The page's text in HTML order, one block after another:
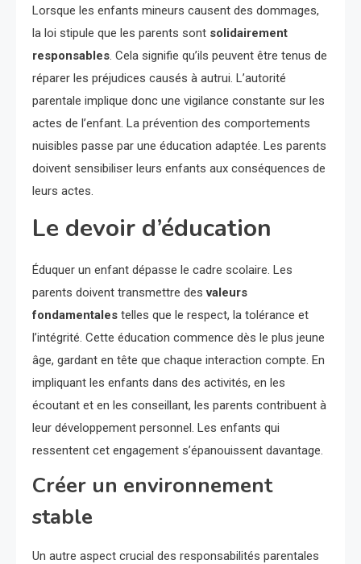
Lorsque les enfants mineurs causent des dommages,
la loi stipule que les parents sont solidairement
responsables. Cela signifie qu’ils peuvent être tenus de
réparer les préjudices causés à autrui. L’autorité
parentale implique donc une vigilance constante sur les
actes de l’enfant. La prévention des comportements
nuisibles passe par une éducation adaptée. Les parents
doivent sensibiliser leurs enfants aux conséquences de
leurs actes.
Le devoir d’éducation
Éduquer un enfant dépasse le cadre scolaire. Les
parents doivent transmettre desvaleurs
fondamentales telles que le respect, la tolérance et
l’intégrité. Cette éducation commence dès le plus jeune
âge, gardant en tête que chaque interaction compte. En
impliquant les enfants dans des activités, en les
écoutant et en les conseillant, les parents contribuent à
leur développement personnel. Les enfants qui
ressentent cet engagement s’épanouissent davantage.
Créer un environnement
stable
Un autre aspect crucial des responsabilités parentales